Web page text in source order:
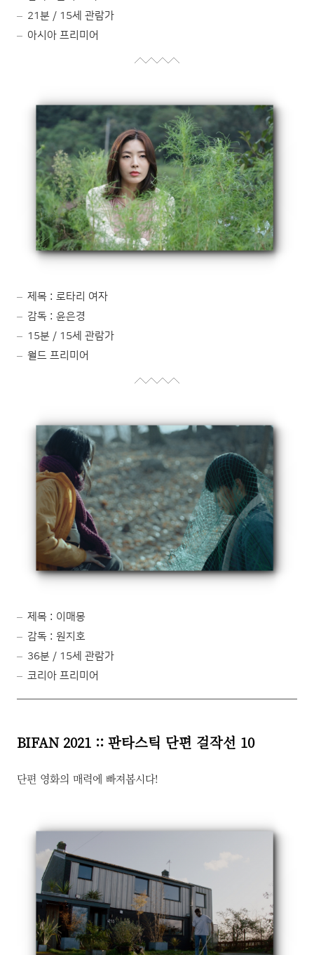
21분 / 15세 관람가
아시아 프리미어
제목 : 로타리 여자
감독 : 윤은경
15분 / 15세 관람가
월드 프리미어
제목 : 이매몽
감독 : 원지호
36분 / 15세 관람가
코리아 프리미어
BIFAN 2021 :: 판타스틱 단편 걸작선 10
단편 영화의 매력에 빠져봅시다!